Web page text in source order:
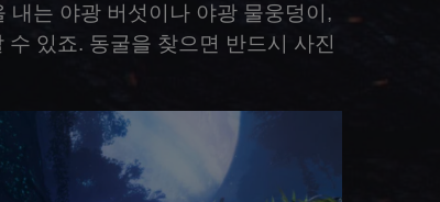
내는 야광 버섯이나 야광 물웅덩이,
있죠. 동굴을 찾으면 반드시 사진